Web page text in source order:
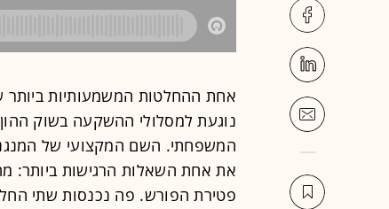
אחת ההחלטות המשמעותיות ביותר
נוגעת למסלולי ההשקעה בשוק
המשפחתי. השם המקצועי של
את אחת השאלות הרגישות ביותר:
פטירת הפורש. פה נכנסות שתי